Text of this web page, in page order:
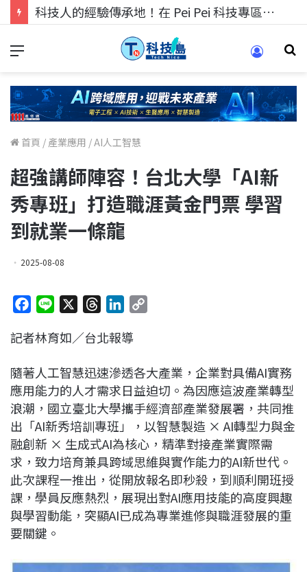
科技人的經驗傳承地！在 Pei Pei 科技專區，與學弟妹交流最硬核的技術
首頁 / 產業應用 /AI人工智慧
超強講師陣容！台北大學「AI新
秀專班」打造職涯黃金門票 學習
到就業一條龍
2025-08-08
c
b
o
o
k
n
r
a
d
s
n
e
d
I
L
i
n
k
記者林育如／台北報導
隨著人工智慧迅速滲透各大產業，企業對具備AI實務
應用能力的人才需求日益迫切。為因應這波產業轉型
浪潮，國立臺北大學攜手經濟部產業發展署，共同推
出「AI新秀培訓專班」，以智慧製造 × AI轉型力與金
融創新 × 生成式AI為核心，精準對接產業實際需
求，致力培育兼具跨域思維與實作能力的AI新世代。
此次課程一推出，從開放報名即秒殺，到順利開班授
課，學員反應熱烈，展現出對AI應用技能的高度興趣
與學習動能，突顯AI已成為專業進修與職涯發展的重
要關鍵。